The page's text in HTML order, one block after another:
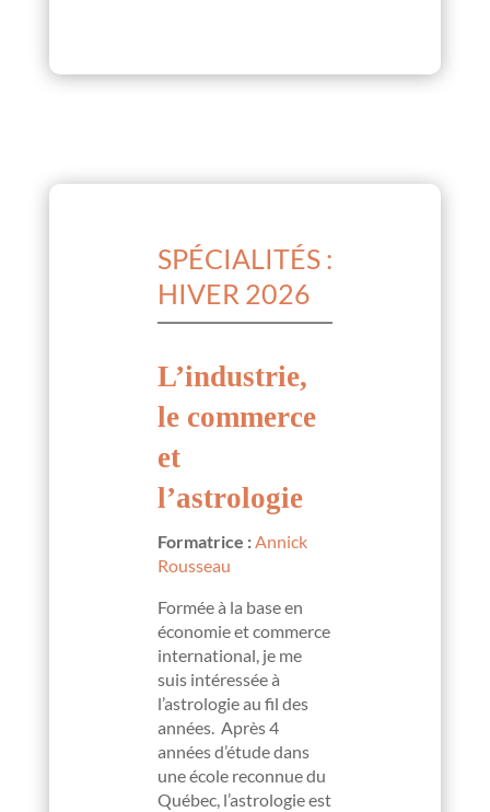
SPÉCIALITÉS :
HIVER 2026
L’industrie,
le commerce
et
l’astrologie
Formatrice :Annick
Rousseau
Formée à la base en
économie et commerce
international, je me
suis intéressée à
l’astrologie au fil des
années. Après 4
années d’étude dans
une école reconnue du
Québec, l’astrologie est